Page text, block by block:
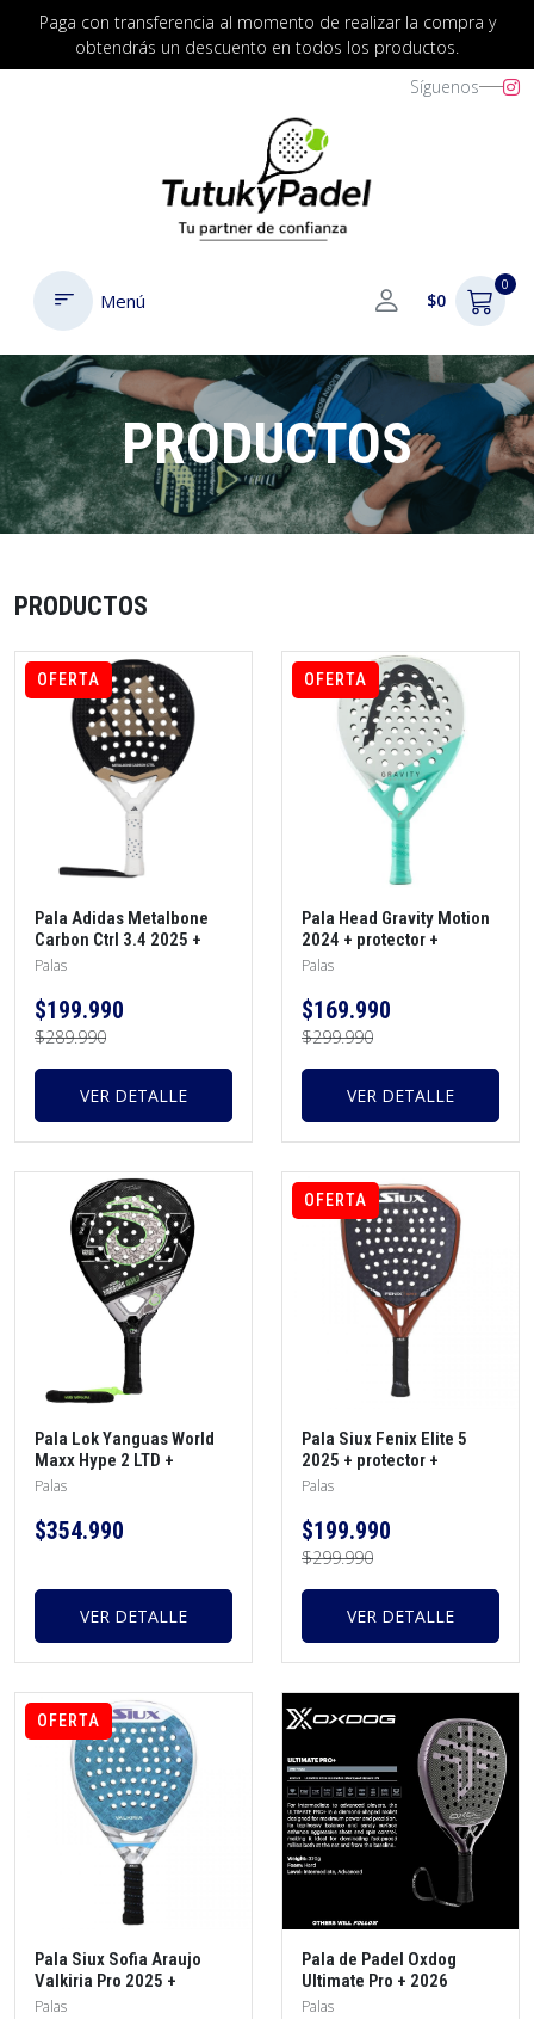
Paga con transferencia al momento de realizar la compra y
obtendrás un descuento en todos los productos.
Síguenos
Menú $0
0
PRODUCTOS
PRODUCTOS
OFERTA
Pala Adidas Metalbone
Carbon Ctrl 3.4 2025 +
protector + morral +
Palas
$199.990
$289.990
VER DETALLE
OFERTA
Pala Head Gravity Motion
2024 + protector +
overgrip
Palas
$169.990
$299.990
VER DETALLE
Pala Lok Yanguas World
Maxx Hype 2 LTD +
protector + morral +
Palas
$354.990
VER DETALLE
OFERTA
Pala Siux Fenix Elite 5
2025 + protector +
overgrip
Palas
$199.990
$299.990
VER DETALLE
OFERTA
Pala Siux Sofia Araujo
Valkiria Pro 2025 +
protector + overgrip
Palas
Pala de Padel Oxdog
Ultimate Pro + 2026
Palas